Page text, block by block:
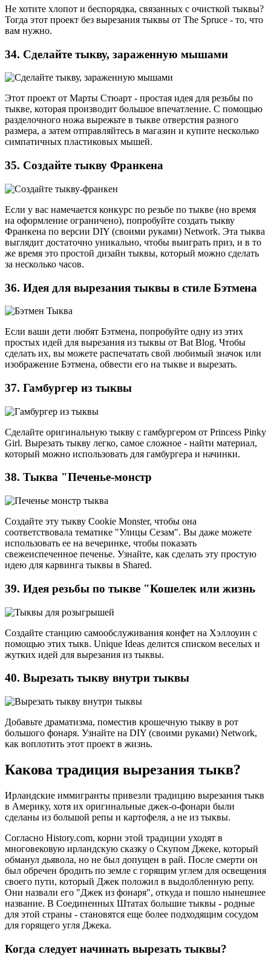
Не хотите хлопот и беспорядка, связанных с очисткой тыквы?
Тогда этот проект без вырезания тыквы от The Spruce - то, что
вам нужно.
34. Сделайте тыкву, зараженную мышами
Этот проект от Марты Стюарт - простая идея для резьбы по
тыкве, которая производит большое впечатление. С помощью
разделочного ножа вырежьте в тыкве отверстия разного
размера, а затем отправляйтесь в магазин и купите несколько
симпатичных пластиковых мышей.
35. Создайте тыкву Франкена
Если у вас намечается конкурс по резьбе по тыкве (но время
на оформление ограничено), попробуйте создать тыкву
Франкена по версии DIY (своими руками) Network. Эта тыква
выглядит достаточно уникально, чтобы выиграть приз, и в то
же время это простой дизайн тыквы, который можно сделать
за несколько часов.
36. Идея для вырезания тыквы в стиле Бэтмена
Если ваши дети любят Бэтмена, попробуйте одну из этих
простых идей для вырезания из тыквы от Bat Blog. Чтобы
сделать их, вы можете распечатать свой любимый значок или
изображение Бэтмена, обвести его на тыкве и вырезать.
37. Гамбургер из тыквы
Сделайте оригинальную тыкву с гамбургером от Princess Pinky
Girl. Вырезать тыкву легко, самое сложное - найти материал,
который можно использовать для гамбургера и начинки.
38. Тыква "Печенье-монстр
Создайте эту тыкву Cookie Monster, чтобы она
соответствовала тематике "Улицы Сезам". Вы даже можете
использовать ее на вечеринке, чтобы показать
свежеиспеченное печенье. Узнайте, как сделать эту простую
идею для карвинга тыквы в Shared.
39. Идея резьбы по тыкве "Кошелек или жизнь
Создайте станцию самообслуживания конфет на Хэллоуин с
помощью этих тыкв. Unique Ideas делится списком веселых и
жутких идей для вырезания из тыквы.
40. Вырезать тыкву внутри тыквы
Добавьте драматизма, поместив крошечную тыкву в рот
большого фонаря. Узнайте на DIY (своими руками) Network,
как воплотить этот проект в жизнь.
Какова традиция вырезания тыкв?
Ирландские иммигранты привезли традицию вырезания тыкв
в Америку, хотя их оригинальные джек-о-фонари были
сделаны из большой репы и картофеля, а не из тыквы.
Согласно History.com, корни этой традиции уходят в
многовековую ирландскую сказку о Скупом Джеке, который
обманул дьявола, но не был допущен в рай. После смерти он
был обречен бродить по земле с горящим углем для освещения
своего пути, который Джек положил в выдолбленную репу.
Они назвали его "Джек из фонаря", откуда и пошло нынешнее
название. В Соединенных Штатах большие тыквы - родные
для этой страны - становятся еще более подходящим сосудом
для горящего угля Джека.
Когда следует начинать вырезать тыквы?